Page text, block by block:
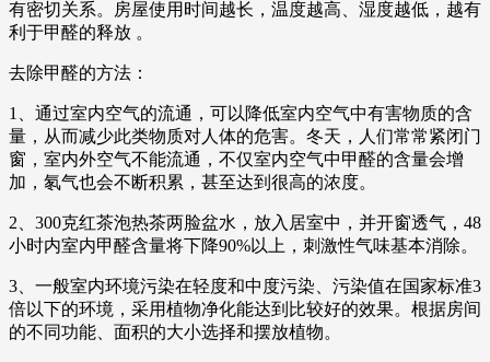
有密切关系。房屋使用时间越长，温度越高、湿度越低，越有
利于甲醛的释放 。
去除甲醛的方法：
1、通过室内空气的流通，可以降低室内空气中有害物质的含
量，从而减少此类物质对人体的危害。冬天，人们常常紧闭门
窗，室内外空气不能流通，不仅室内空气中甲醛的含量会增
加，氡气也会不断积累，甚至达到很高的浓度。
2、300克红茶泡热茶两脸盆水，放入居室中，并开窗透气，48
小时内室内甲醛含量将下降90%以上，刺激性气味基本消除。
3、一般室内环境污染在轻度和中度污染、污染值在国家标准3
倍以下的环境，采用植物净化能达到比较好的效果。根据房间
的不同功能、面积的大小选择和摆放植物。